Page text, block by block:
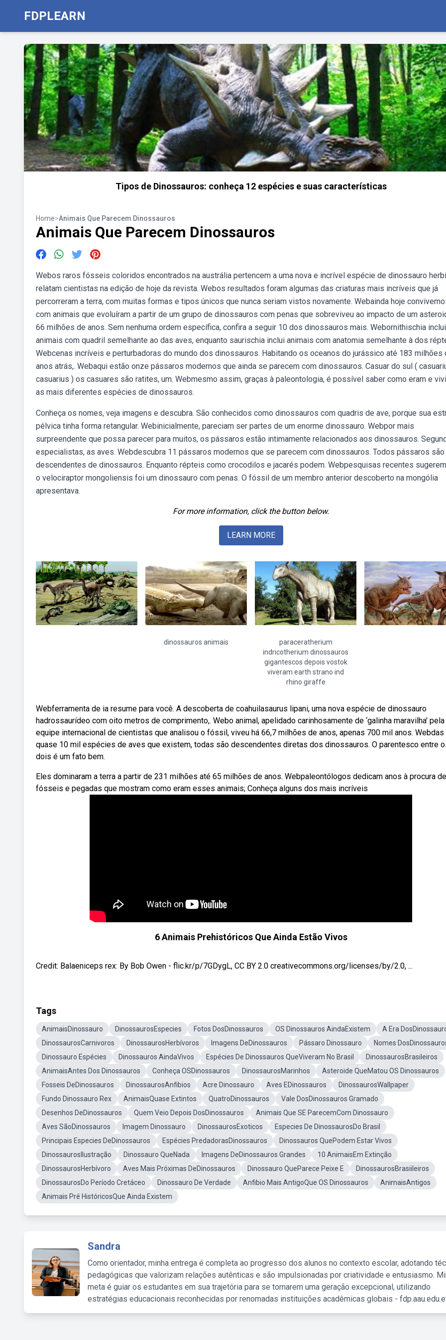
FDPLEARN
Tipos de Dinossauros: conheça 12 espécies e suas características
Home>Animais Que Parecem Dinossauros
Animais Que Parecem Dinossauros
Webos raros fósseis coloridos encontrados na austrália pertencem a uma nova e incrível espécie de dinossauro
relatam cientistas na edição de hoje da revista. Webos resultados foram algumas das criaturas mais incríveis que já
percorreram a terra, com muitas formas e tipos únicos que nunca seriam vistos novamente. Webainda hoje
com animais que evoluíram a partir de um grupo de dinossauros com penas que sobreviveu ao impacto de um
66 milhões de anos. Sem nenhuma ordem específica, confira a seguir 10 dos dinossauros mais. Webornithischia inclui
animais com quadril semelhante ao das aves, enquanto saurischia inclui animais com anatomia semelhante à dos
Webcenas incríveis e perturbadoras do mundo dos dinossauros. Habitando os oceanos do jurássico até 183 milhões
anos atrás,. Webaqui estão onze pássaros modernos que ainda se parecem com dinossauros. Casuar do sul (
casuarius ) os casuares são ratites, um. Webmesmo assim, graças à paleontologia, é possível saber como eram e
as mais diferentes espécies de dinossauros.
Conheça os nomes, veja imagens e descubra. São conhecidos como dinossauros com quadris de ave, porque sua
pélvica tinha forma retangular. Webinicialmente, pareciam ser partes de um enorme dinossauro. Webpor mais
surpreendente que possa parecer para muitos, os pássaros estão intimamente relacionados aos dinossauros.
especialistas, as aves. Webdescubra 11 pássaros modernos que se parecem com dinossauros. Todos pássaros são
descendentes de dinossauros. Enquanto répteis como crocodilos e jacarés podem. Webpesquisas recentes
o velociraptor mongoliensis foi um dinossauro com penas. O fóssil de um membro anterior descoberto na mongólia
apresentava.
For more information, click the button below.
LEARN MORE
dinossauros animais
paraceratherium
indricotherium dinossauros
gigantescos depois vostok
viveram earth strano ind
rhino giraffe
Webferramenta de ia resume para você. A descoberta de coahuilasaurus lipani, uma nova espécie de dinossauro
hadrossaurídeo com oito metros de comprimento,. Webo animal, apelidado carinhosamente de ‘galinha maravilha' pela
equipe internacional de cientistas que analisou o fóssil, viveu há 66,7 milhões de anos, apenas 700 mil anos. Webdas
quase 10 mil espécies de aves que existem, todas são descendentes diretas dos dinossauros. O parentesco entre
dois é um fato bem.
Eles dominaram a terra a partir de 231 milhões até 65 milhões de anos. Webpaleontólogos dedicam anos à procura de
fósseis e pegadas que mostram como eram esses animais; Conheça alguns dos mais incríveis
6 Animais Prehistóricos Que Ainda Estão Vivos
Credit: Balaeniceps rex: By Bob Owen - flic.kr/p/7GDygL, CC BY 2.0 creativecommons.org/licenses/by/2.0, ...
Tags
AnimaisDinossauro DinossaurosEspecies Fotos DosDinossauros OS Dinossauros AindaExistem
A Era
DinossaurosCarnivoros
DinossaurosHerbívoros Imagens DeDinossauros Pássaro Dinossauro
Nomes
Dinossauro Espécies
Dinossauros AindaVivos Espécies De Dinossauros QueViveram No Brasil
DinossaurosBrasileiros
AnimaisAntes Dos Dinossauros
Conheça OSDinossauros DinossaurosMarinhos
Asteroide QueMatou OS Dinossauros
Fosseis DeDinossauros
DinossaurosAnfibios Acre Dinossauro Aves EDinossauros
DinossaurosWallpaper
Fundo Dinossauro Rex
AnimaisQuase Extintos QuatroDinossauros
Vale DosDinossauros Gramado
Desenhos DeDinossauros
Quem Veio Depois DosDinossauros
Animais Que SE ParecemCom Dinossauro
Aves SãoDinossauros
Imagem Dinossauro DinossaurosExoticos
Especies De DinossaurosDo Brasil
Principais Especies DeDinossauros
Espécies PredadorasDinossauros
Dinossauros QuePodem Estar Vivos
DinossaurosIlustração
Dinossauro QueNada Imagens DeDinossauros Grandes
10 AnimaisEm Extinção
DinossaurosHerbívoro
Aves Mais Próximas DeDinossauros Dinossauro QueParece Peixe E
DinossaurosBrasiileiros
DinossaurosDo Período Cretáceo
Dinossauro De Verdade Anfibio Mais AntigoQue OS Dinossauros
AnimaisAntigos
Animais Pré HistóricosQue Ainda Existem
Sandra
Como orientador, minha entrega é completa ao progresso dos alunos no contexto escolar, adotando
pedagógicas que valorizam relações autênticas e são impulsionadas por criatividade e entusiasmo.
meta é guiar os estudantes em sua trajetória para se tornarem uma geração excepcional, utilizando
estratégias educacionais reconhecidas por renomadas instituições acadêmicas globais -